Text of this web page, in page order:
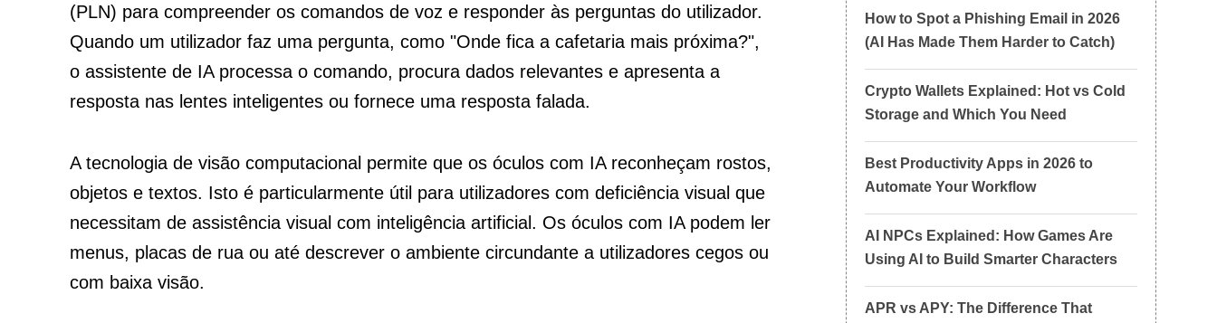
(PLN) para compreender os comandos de voz e responder às perguntas do utilizador.
Quando um utilizador faz uma pergunta, como "Onde fica a cafetaria mais próxima?",
o assistente de IA processa o comando, procura dados relevantes e apresenta a
resposta nas lentes inteligentes ou fornece uma resposta falada.
A tecnologia de visão computacional permite que os óculos com IA reconheçam rostos,
objetos e textos. Isto é particularmente útil para utilizadores com deficiência visual que
necessitam de assistência visual com inteligência artificial. Os óculos com IA podem ler
menus, placas de rua ou até descrever o ambiente circundante a utilizadores cegos ou
com baixa visão.
How to Spot a Phishing Email in 2026
(AI Has Made Them Harder to Catch)
Crypto Wallets Explained: Hot vs Cold
Storage and Which You Need
Best Productivity Apps in 2026 to
Automate Your Workflow
AI NPCs Explained: How Games Are
Using AI to Build Smarter Characters
APR vs APY: The Difference That